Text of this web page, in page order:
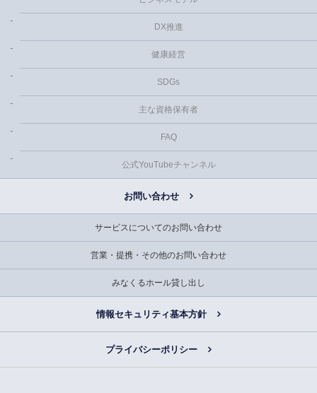
DX推進
健康経営
SDGs
主な資格保有者
FAQ
公式YouTubeチャンネル
お問い合わせ
サービスについてのお問い合わせ
営業・提携・その他のお問い合わせ
みなくるホール貸し出し
情報セキュリティ基本方針
プライバシーポリシー